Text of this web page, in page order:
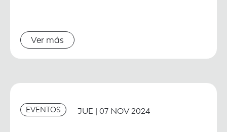
Ver más
EVENTOS JUE | 07 NOV 2024